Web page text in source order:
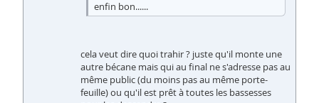
enfin bon......
cela veut dire quoi trahir ? juste qu'il monte une
autre bécane mais qui au final ne s'adresse pas au
même public (du moins pas au même porte-
feuille) ou qu'il est prêt à toutes les bassesses